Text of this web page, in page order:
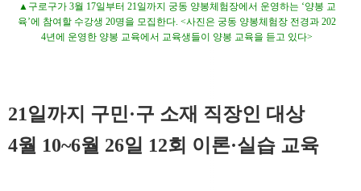
▲구로구가 3월 17일부터 21일까지 궁동 양봉체험장에서 운영하는 ‘양봉 교
육’에 참여할 수강생 20명을 모집한다. <사진은 궁동 양봉체험장 전경과 202
4년에 운영한 양봉 교육에서 교육생들이 양봉 교육을 듣고 있다>
21일까지 구민·구 소재 직장인 대상
4월 10~6월 26일 12회 이론·실습 교육